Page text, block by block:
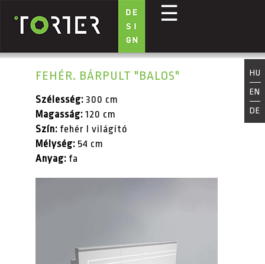
Ugrás a tartalomra
☰
HU
EN
DE
FEHÉR. BÁRPULT "BALOS"
Szélesség: 300 cm
Magasság: 120 cm
Szín: fehér I világító
Mélység: 54 cm
Anyag: fa